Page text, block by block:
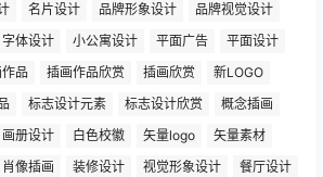
名片设计 品牌形象设计
品牌视觉设计
字体设计 小公寓设计 平面广告
平面设计
品 插画作品欣赏 插画欣赏
新LOGO
标志设计元素 标志设计欣赏
概念插画
画册设计 白色校徽 矢量logo
矢量素材
肖像插画 装修设计 视觉形象设计 餐厅设计